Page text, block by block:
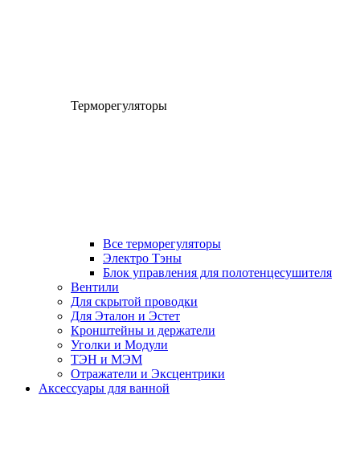
Терморегуляторы
Все терморегуляторы
Электро Тэны
Блок управления для полотенцесушителя
Вентили
Для скрытой проводки
Для Эталон и Эстет
Кронштейны и держатели
Уголки и Модули
ТЭН и МЭМ
Отражатели и Эксцентрики
Аксессуары для ванной